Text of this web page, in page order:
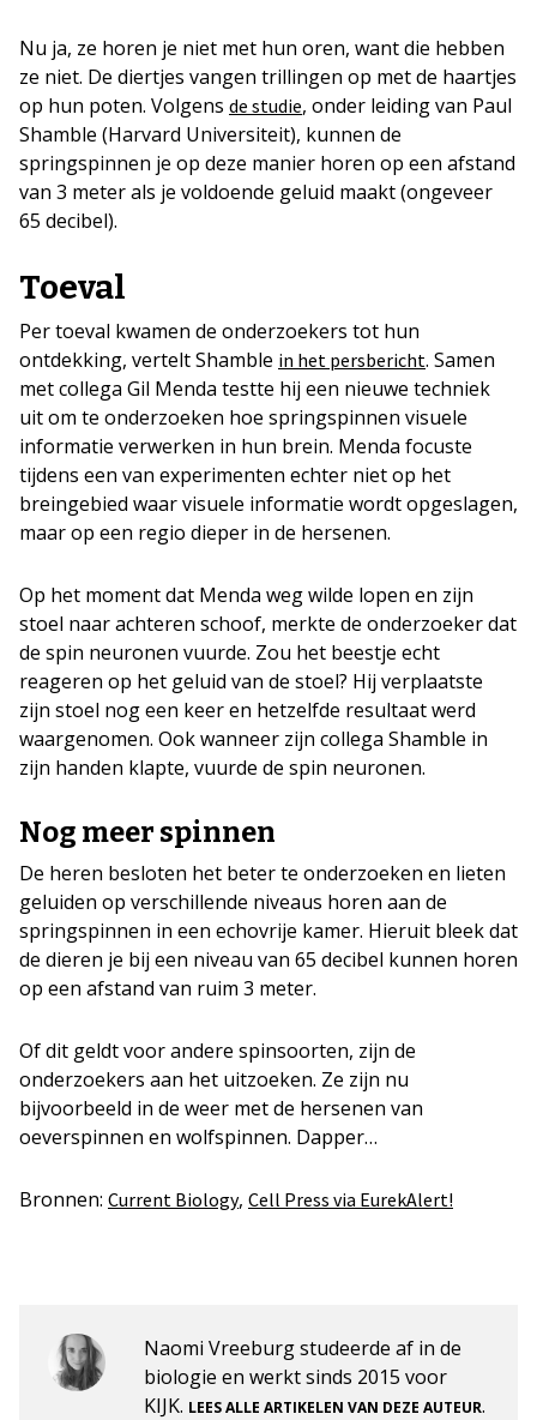
Nu ja, ze horen je niet met hun oren, want die hebben
ze niet. De diertjes vangen trillingen op met de haartjes
op hun poten. Volgens de studie, onder leiding van Paul
Shamble (Harvard Universiteit), kunnen de
springspinnen je op deze manier horen op een afstand
van 3 meter als je voldoende geluid maakt (ongeveer
65 decibel).
Toeval
Per toeval kwamen de onderzoekers tot hun
ontdekking, vertelt Shamble in het persbericht. Samen
met collega Gil Menda testte hij een nieuwe techniek
uit om te onderzoeken hoe springspinnen visuele
informatie verwerken in hun brein. Menda focuste
tijdens een van experimenten echter niet op het
breingebied waar visuele informatie wordt opgeslagen,
maar op een regio dieper in de hersenen.
Op het moment dat Menda weg wilde lopen en zijn
stoel naar achteren schoof, merkte de onderzoeker dat
de spin neuronen vuurde. Zou het beestje echt
reageren op het geluid van de stoel? Hij verplaatste
zijn stoel nog een keer en hetzelfde resultaat werd
waargenomen. Ook wanneer zijn collega Shamble in
zijn handen klapte, vuurde de spin neuronen.
Nog meer spinnen
De heren besloten het beter te onderzoeken en lieten
geluiden op verschillende niveaus horen aan de
springspinnen in een echovrije kamer. Hieruit bleek dat
de dieren je bij een niveau van 65 decibel kunnen horen
op een afstand van ruim 3 meter.
Of dit geldt voor andere spinsoorten, zijn de
onderzoekers aan het uitzoeken. Ze zijn nu
bijvoorbeeld in de weer met de hersenen van
oeverspinnen en wolfspinnen. Dapper…
Bronnen: Current Biology, Cell Press via EurekAlert!
Naomi Vreeburg studeerde af in de
biologie en werkt sinds 2015 voor
KIJK. LEES ALLE ARTIKELEN VAN DEZE AUTEUR.